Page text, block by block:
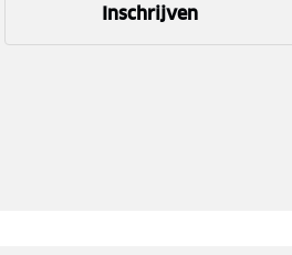
Inschrijven